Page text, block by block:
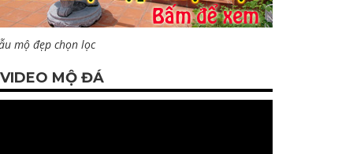
mộ đẹp chọn lọc
VIDEO MỘ ĐÁ